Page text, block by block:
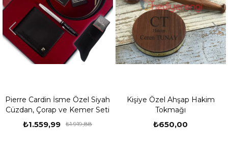
Pierre Cardin İsme Özel Siyah
Cüzdan, Çorap ve Kemer Seti
₺1.559,99 ₺1.919,88
Kişiye Özel Ahşap Hakim
Tokmağı
₺650,00